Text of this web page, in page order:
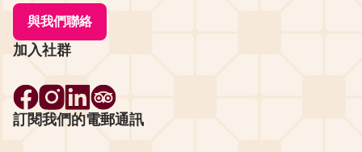
與我們聯絡
加入社群
訂閱我們的電郵通訊